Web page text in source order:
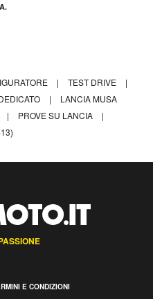
| TEST DRIVE
|
|
LANCIA MUSA
| PROVE SU LANCIA
|
E CONDIZIONI